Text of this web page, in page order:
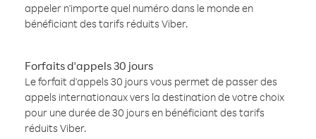
appeler n'importe quel numéro dans le monde en
bénéficiant des tarifs réduits Viber.
Forfaits d'appels 30 jours
Le forfait d'appels 30 jours vous permet de passer des
appels internationaux vers la destination de votre choix
pour une durée de 30 jours en bénéficiant des tarifs
réduits Viber.